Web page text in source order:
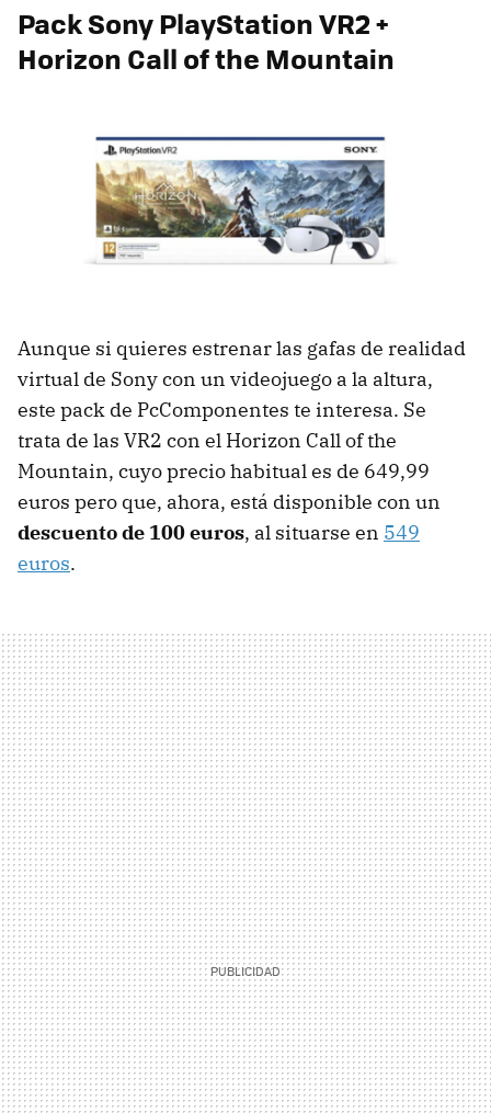
Pack Sony PlayStation VR2 +
Horizon Call of the Mountain
Aunque si quieres estrenar las gafas de realidad
virtual de Sony con un videojuego a la altura,
este pack de PcComponentes te interesa. Se
trata de las VR2 con el Horizon Call of the
Mountain, cuyo precio habitual es de 649,99
euros pero que, ahora, está disponible con un
descuento de 100 euros, al situarse en 549
euros.